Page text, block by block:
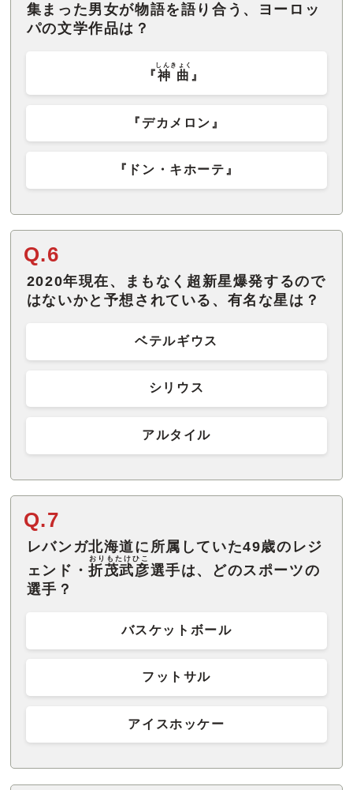
集まった男女が物語を語り合う、ヨーロッ
パの文学作品は？
『神曲
しんきょく
』
『デカメロン』
『ドン・キホーテ』
Q.6
2020年現在、まもなく超新星爆発するので
はないかと予想されている、有名な星は？
ベテルギウス
シリウス
アルタイル
Q.7
レバンガ北海道に所属していた49歳のレジ
ェンド・折茂武彦
おりもたけひこ
選手は、どのスポーツの
選手？
バスケットボール
フットサル
アイスホッケー